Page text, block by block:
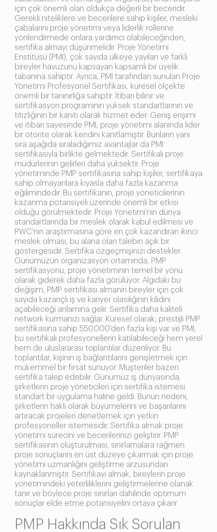
için çok önemli olan oldukça değerli bir beceridir.
Gerekli niteliklere ve becerilere sahip kişiler, mesleki
çabalarını proje yönetimi veya liderlik rollerine
yönlendirmede onlara yardımcı olabileceğinden,
sertifika almayı düşünmelidir. Proje Yönetimi
Enstitüsü (PMI), çok sayıda ülkeye yayılan ve farklı
bireyler havuzunu kapsayan kapsamlı bir üyelik
tabanına sahiptir. Ayrıca, PMI tarafından sunulan Proje
Yönetimi Profesyonel Sertifikası, küresel ölçekte
önemli bir tanınırlığa sahiptir. İtibarı bilinir ve
sertifikasyon programının yüksek standartlarının ve
titizliğinin bir kanıtı olarak hizmet eder. Geniş erişimi
ve itibarı sayesinde PMI, proje yönetimi alanında lider
bir otorite olarak kendini kanıtlamıştır. Bunların yanı
sıra aşağıda sıraladığımız avantajlar da PMI
sertifikasıyla birlikte gelmektedir. Sertifikalı proje
müdürlerinin gelirleri daha yüksektir. Proje
yönetiminde PMP sertifikasına sahip kişiler, sertifikaya
sahip olmayanlara kıyasla daha fazla kazanma
eğilimindedir. Bu sertifikanın, proje yöneticilerinin
kazanma potansiyeli üzerinde önemli bir etkisi
olduğu görülmektedir. Proje Yönetimi'nin dünya
standartlarında bir meslek olarak kabul edilmesi ve
PWC'nin araştırmasına göre en çok kazandıran ikinci
meslek olması, bu alana olan talebin açık bir
göstergesidir. Sertifika özgeçmişinizi destekler.
Günümüzün organizasyon ortamında, PMP
sertifikasyonu, proje yönetiminin temel bir yönü
olarak giderek daha fazla görülüyor. Algıdaki bu
değişim, PMP sertifikası almanın bireyler için çok
sayıda kazançlı iş ve kariyer olasılığının kilidini
açabileceği anlamına gelir. Sertifika daha kaliteli
network kurmanızı sağlar. Küresel olarak, prestijli PMP
sertifikasına sahip 550.000'den fazla kişi var ve PMI,
bu sertifikalı profesyonellerin katılabileceği hem yerel
hem de uluslararası toplantılar düzenliyor. Bu
toplantılar, kişinin iş bağlantılarını genişletmek için
mükemmel bir fırsat sunuyor. Müşteriler bazen
sertifika talep edebilir. Günümüz iş dünyasında,
şirketlerin proje yöneticileri için sertifika istemesi
standart bir uygulama haline geldi. Bunun nedeni,
şirketlerin haklı olarak büyümelerini ve başarılarını
artıracak projeleri denetlemek için yetkin
profesyoneller istemesidir. Sertifika almak proje
yönetimi sürecini ve becerilerinizi geliştirir. PMP
sertifikasının oluşturulması, sınırlamalara rağmen
proje sonuçlarını en üst düzeye çıkarmak için proje
yönetimi uzmanlığını geliştirme arzusundan
kaynaklanmıştır. Sertifikayı almak, bireylerin proje
yönetimindeki yeterliliklerini geliştirmelerine olanak
tanır ve böylece proje sınırları dahilinde optimum
sonuçlar elde etme potansiyelini ortaya çıkarır.
PMP Hakkında Sık Sorulan